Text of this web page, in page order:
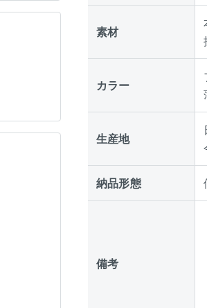
素材
カラー
生産地
納品形態
備考